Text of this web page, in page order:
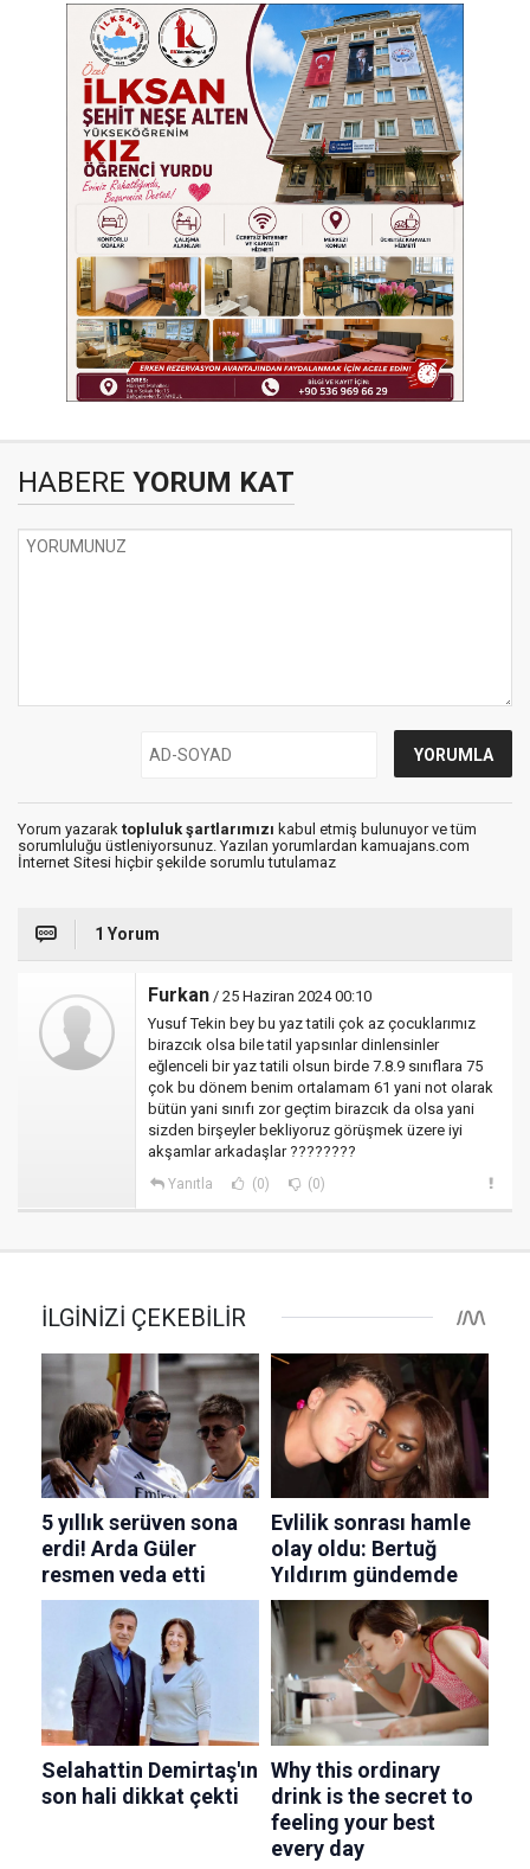
HABERE YORUM KAT
Yorum yazarak topluluk şartlarımızı kabul etmiş bulunuyor ve tüm
sorumluluğu üstleniyorsunuz. Yazılan yorumlardan kamuajans.com
İnternet Sitesi hiçbir şekilde sorumlu tutulamaz
1 Yorum
Furkan / 25 Haziran 2024 00:10
Yusuf Tekin bey bu yaz tatili çok az çocuklarımız
birazcık olsa bile tatil yapsınlar dinlensinler
eğlenceli bir yaz tatili olsun birde 7.8.9 sınıflara 75
çok bu dönem benim ortalamam 61 yani not olarak
bütün yani sınıfı zor geçtim birazcık da olsa yani
sizden birşeyler bekliyoruz görüşmek üzere iyi
akşamlar arkadaşlar ????????
Yanıtla (0) (0)